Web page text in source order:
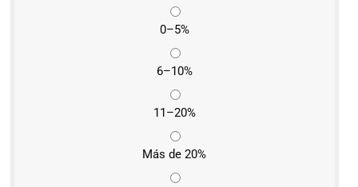
0–5%
6–10%
11–20%
Más de 20%